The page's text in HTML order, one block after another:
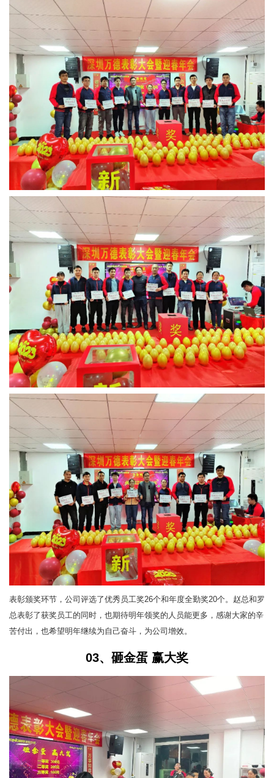
表彰颁奖环节，公司评选了优秀员工奖26个和年度全勤奖20个。赵总和罗
总表彰了获奖员工的同时，也期待明年领奖的人员能更多，感谢大家的辛
苦付出，也希望明年继续为自己奋斗，为公司增效。
03、砸金蛋 赢大奖